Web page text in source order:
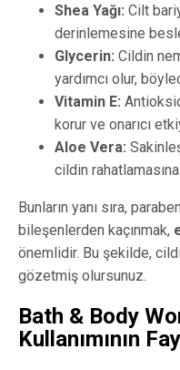
Shea Yağı: Cilt
derinlemesine
Glycerin: Cildin
yardımcı olur,
Vitamin E:
korur ve onarıcı
Aloe Vera:
cildin rahatlamasına
Bunların yanı sıra,
bileşenlerden kaçınmak,
önemlidir. Bu şekilde,
gözetmiş olursunuz.
Bath & Body
Kullanımının